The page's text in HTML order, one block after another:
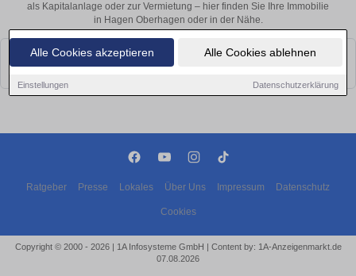
Alle Cookies akzeptieren Alle Cookies ablehnen
Einstellungen Datenschutzerklärung
als Kapitalanlage oder zur Vermietung – hier finden Sie Ihre Immobilie
in Hagen Oberhagen oder in der Nähe.
Leider konnten wir derzeit keine passenden Objekte finden. Schauen Sie
bald wieder vorbei!
Ratgeber Presse Lokales Über Uns Impressum Datenschutz
Cookies
Copyright © 2000 - 2026 | 1A Infosysteme GmbH | Content by: 1A-Anzeigenmarkt.de
07.08.2026